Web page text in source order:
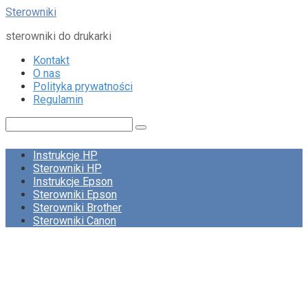
Skip
content
Sterowniki
sterowniki do drukarki
Kontakt
O nas
Polityka prywatności
Regulamin
Instrukcje HP
Sterowniki HP
Instrukcje Epson
Sterowniki Epson
Sterowniki Brother
Sterowniki Canon